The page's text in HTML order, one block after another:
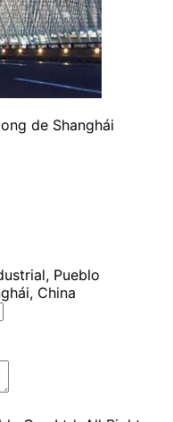
de Shanghái
Pueblo
China